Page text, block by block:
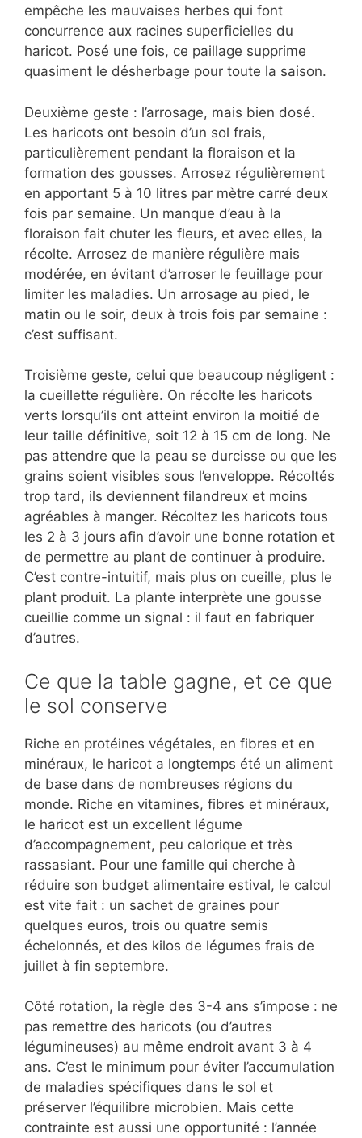
empêche les mauvaises herbes qui font
concurrence aux racines superficielles du
haricot. Posé une fois, ce paillage supprime
quasiment le désherbage pour toute la saison.
Deuxième geste : l’arrosage, mais bien dosé.
Les haricots ont besoin d’un sol frais,
particulièrement pendant la floraison et la
formation des gousses. Arrosez régulièrement
en apportant 5 à 10 litres par mètre carré deux
fois par semaine. Un manque d’eau à la
floraison fait chuter les fleurs, et avec elles, la
récolte. Arrosez de manière régulière mais
modérée, en évitant d’arroser le feuillage pour
limiter les maladies. Un arrosage au pied, le
matin ou le soir, deux à trois fois par semaine :
c’est suffisant.
Troisième geste, celui que beaucoup négligent :
la cueillette régulière. On récolte les haricots
verts lorsqu’ils ont atteint environ la moitié de
leur taille définitive, soit 12 à 15 cm de long. Ne
pas attendre que la peau se durcisse ou que les
grains soient visibles sous l’enveloppe. Récoltés
trop tard, ils deviennent filandreux et moins
agréables à manger. Récoltez les haricots tous
les 2 à 3 jours afin d’avoir une bonne rotation et
de permettre au plant de continuer à produire.
C’est contre-intuitif, mais plus on cueille, plus le
plant produit. La plante interprète une gousse
cueillie comme un signal : il faut en fabriquer
d’autres.
Ce que la table gagne, et ce que
le sol conserve
Riche en protéines végétales, en fibres et en
minéraux, le haricot a longtemps été un aliment
de base dans de nombreuses régions du
monde. Riche en vitamines, fibres et minéraux,
le haricot est un excellent légume
d’accompagnement, peu calorique et très
rassasiant. Pour une famille qui cherche à
réduire son budget alimentaire estival, le calcul
est vite fait : un sachet de graines pour
quelques euros, trois ou quatre semis
échelonnés, et des kilos de légumes frais de
juillet à fin septembre.
Côté rotation, la règle des 3-4 ans s’impose : ne
pas remettre des haricots (ou d’autres
légumineuses) au même endroit avant 3 à 4
ans. C’est le minimum pour éviter l’accumulation
de maladies spécifiques dans le sol et
préserver l’équilibre microbien. Mais cette
contrainte est aussi une opportunité : l’année